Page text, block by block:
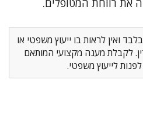
את רווחת המטופלים.
ואין לראות בו ייעוץ משפטי או
לקבלת מענה מקצועי המותאם
לייעוץ משפטי.